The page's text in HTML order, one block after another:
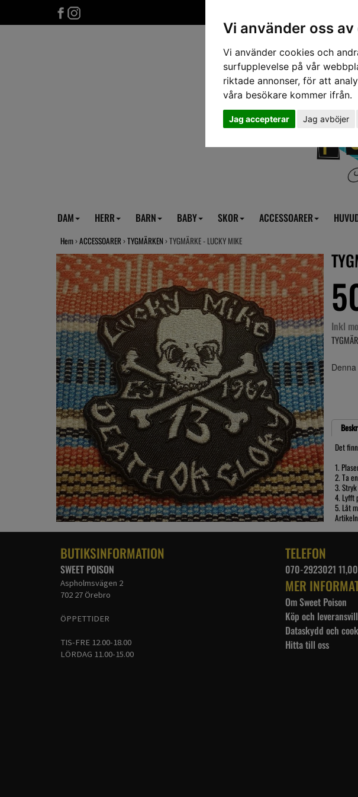
Vi använder oss
Vi använder cookies och
surfupplevelse på vår
riktade annonser, för att
våra besökare kommer ifrån.
Jag accepterar Jag avböjer
DAM HERR BARN BABY SKOR ACCESSOARER
Hem ›ACCESSOARER ›TYGMÄRKEN › TYGMÄRKE - LUCKY MIKE
Inkl
Det
1.
2. Ta
3.
4. Lyfft
5. Låt
BUTIKSINFORMATION
SWEET POISON
Aspholmsvägen 2
702 27 Örebro
ÖPPETTIDER
TIS-FRE 12.00-18.00
LÖRDAG 11.00-15.00
TELEFON
070-2923021
MER
Om Sweet Poison
Köp och
Dataskydd och
Hitta till oss